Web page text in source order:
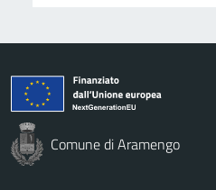
Comune di Aramengo